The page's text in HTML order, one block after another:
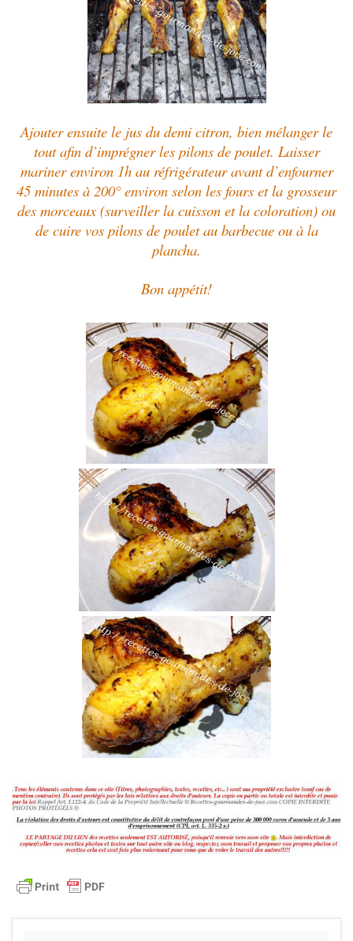
Ajouter ensuite le jus du demi citron, bien mélanger le
tout afin d’imprégner les pilons de poulet. Laisser
mariner environ 1h au réfrigérateur avant d’enfourner
45 minutes à 200° environ selon les fours et la grosseur
des morceaux (surveiller la cuisson et la coloration) ou
de cuire vos pilons de poulet au barbecue ou à la
plancha.
Bon appétit!